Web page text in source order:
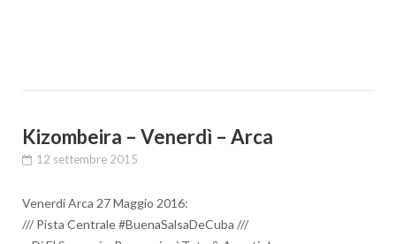
Kizombeira – Venerdì – Arca
12 settembre 2015
Venerdi Arca 27 Maggio 2016:
/// Pista Centrale #BuenaSalsaDeCuba ///